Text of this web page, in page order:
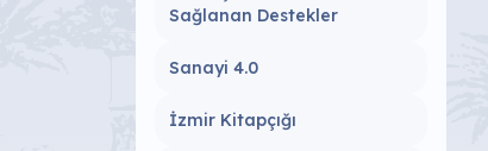
Sağlanan Destekler
Sanayi 4.0
İzmir Kitapçığı